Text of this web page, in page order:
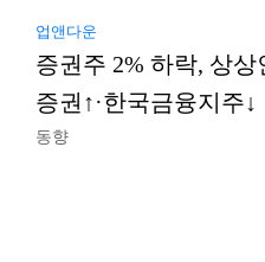
업앤다운
증권주 2% 하락, 상상
증권↑·한국금융지주↓
동향